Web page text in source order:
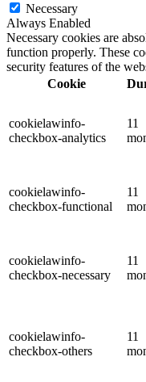
Necessary
Always Enabled
Necessary cookies are
function properly. These
security features of the
Cookie
cookielawinfo-
checkbox-analytics
11
cookielawinfo-
checkbox-functional
11
cookielawinfo-
checkbox-necessary
11
cookielawinfo-
checkbox-others
11